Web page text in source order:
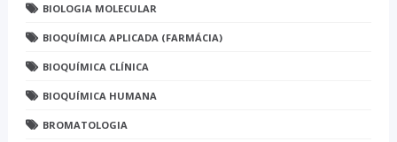
BIOLOGIA MOLECULAR
BIOQUÍMICA APLICADA (FARMÁCIA)
BIOQUÍMICA CLÍNICA
BIOQUÍMICA HUMANA
BROMATOLOGIA